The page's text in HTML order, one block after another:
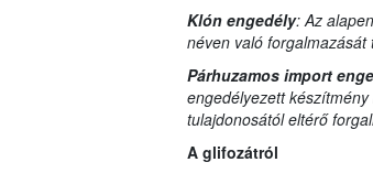
Klón engedély: Az
néven való forgalmazását
Párhuzamos import
engedélyezett
tulajdonosától eltérő
A glifozátról